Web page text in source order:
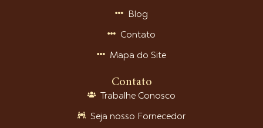
Blog
Contato
Mapa do Site
Contato
Trabalhe Conosco
Seja nosso Fornecedor